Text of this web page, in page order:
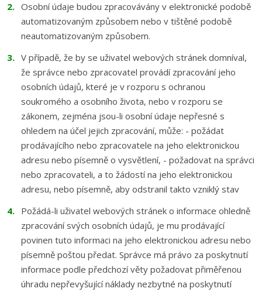
Osobní údaje budou zpracovávány v elektronické podobě
automatizovaným způsobem nebo v tištěné podobě
neautomatizovaným způsobem.
V případě, že by se uživatel webových stránek domníval,
že správce nebo zpracovatel provádí zpracování jeho
osobních údajů, které je v rozporu s ochranou
soukromého a osobního života, nebo v rozporu se
zákonem, zejména jsou-li osobní údaje nepřesné s
ohledem na účel jejich zpracování, může: - požádat
prodávajícího nebo zpracovatele na jeho elektronickou
adresu nebo písemně o vysvětlení, - požadovat na správci
nebo zpracovateli, a to žádostí na jeho elektronickou
adresu, nebo písemně, aby odstranil takto vzniklý stav
Požádá-li uživatel webových stránek o informace ohledně
zpracování svých osobních údajů, je mu prodávající
povinen tuto informaci na jeho elektronickou adresu nebo
písemně poštou předat. Správce má právo za poskytnutí
informace podle předchozí věty požadovat přiměřenou
úhradu nepřevyšující náklady nezbytné na poskytnutí